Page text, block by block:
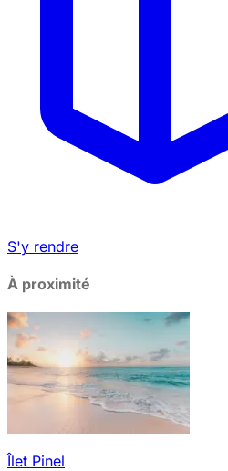
S'y rendre
À proximité
Îlet Pinel